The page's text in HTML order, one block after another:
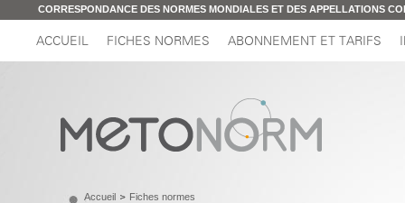
CORRESPONDANCE DES NORMES MONDIALES ET DES APPELLATIONS
ACCUEIL FICHES NORMES ABONNEMENT ET TARIFS
Accueil Fiches normes